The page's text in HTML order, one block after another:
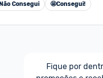
Não Consegui 🤩Consegui!
Fique por